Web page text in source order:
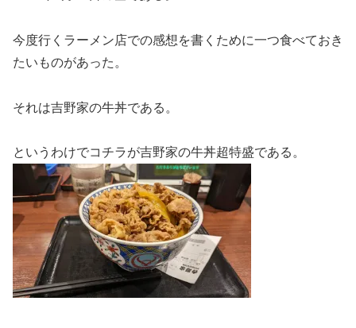
今度行くラーメン店での感想を書くために一つ食べておき
たいものがあった。
それは吉野家の牛丼である。
というわけでコチラが吉野家の牛丼超特盛である。